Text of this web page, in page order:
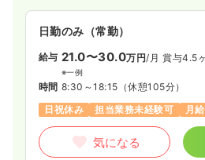
時間
16:30～9:30
透析
日勤のみ（常勤）
給与 21.0〜30.0万円/月 賞与4.5
※一例
時間 8:30～18:15 （休憩105分）
日祝休み
担当業務未経験可 月
気になる